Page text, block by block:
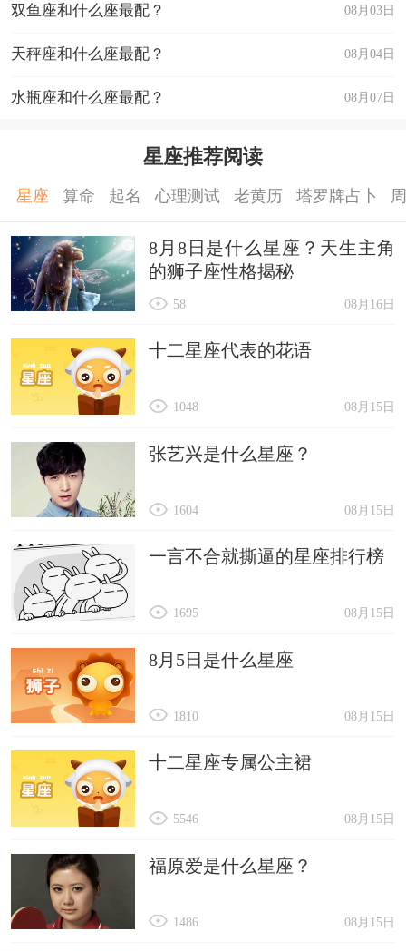
08月03日
双鱼座和什么座最配？
08月04日
天秤座和什么座最配？
08月07日
水瓶座和什么座最配？
星座推荐阅读
星座 算命 起名 心理测试 老黄历 塔罗牌占卜
8月8日是什么星座？天生主角
的狮子座性格揭秘
08月16日
58
十二星座代表的花语
08月15日
1048
张艺兴是什么星座？
08月15日
1604
一言不合就撕逼的星座排行榜
08月15日
1695
8月5日是什么星座
08月15日
1810
十二星座专属公主裙
08月15日
5546
福原爱是什么星座？
08月15日
1486